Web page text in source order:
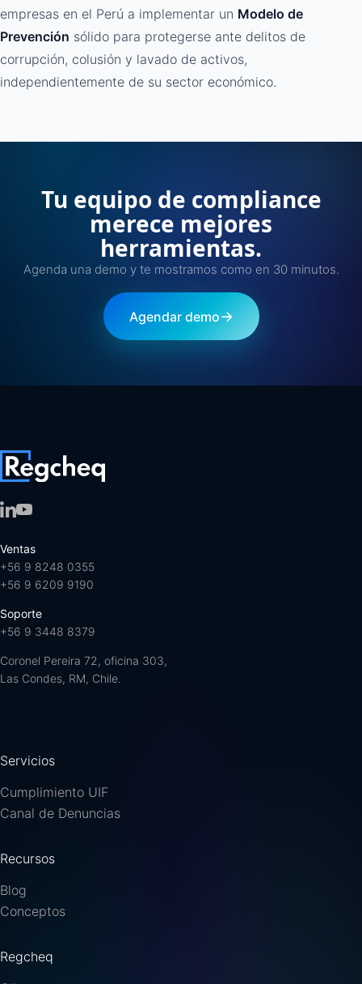
empresas en el Perú a implementar un Modelo de
Prevención sólido para protegerse ante delitos de
corrupción, colusión y lavado de activos,
independientemente de su sector económico.
Tu equipo de compliance
merece mejores
herramientas.
Agenda una demo y te mostramos como en 30 minutos.
Agendar demo→
Ventas
+56 9 8248 0355
+56 9 6209 9190
Soporte
+56 9 3448 8379
Coronel Pereira 72, oficina 303,
Las Condes, RM, Chile.
Servicios
Cumplimiento UIF
Canal de Denuncias
Recursos
Blog
Conceptos
Regcheq